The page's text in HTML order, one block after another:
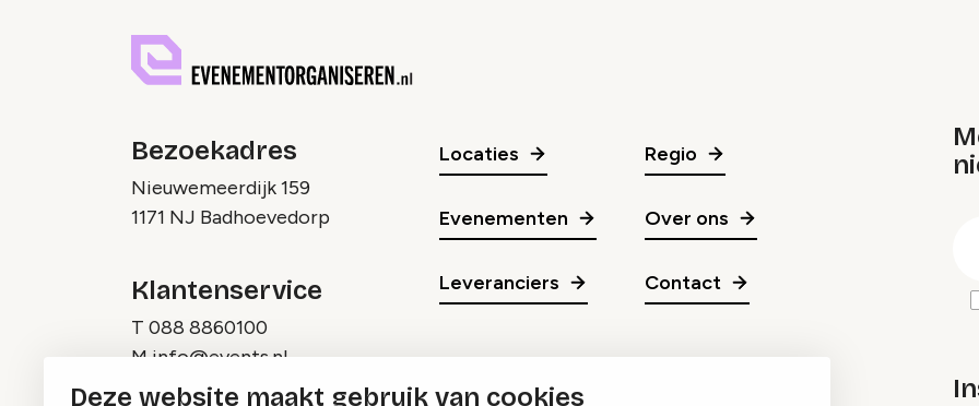
Deze website maakt gebruik van cookies
Bezoekadres
Nieuwemeerdijk 159
1171 NJ Badhoevedorp
Klantenservice
T 088 8860100
M info@events.nl
Locaties
Evenementen
Leveranciers
Regio
Over ons
Contact